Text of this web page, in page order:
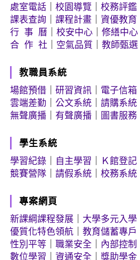
處室電話
校園導覽
校務評鑑
課表查詢
課程計畫
資優教育
行 事 曆
校安中心
修繕中心
合 作 社
空氣品質 教師甄選
教職員系統
場館預借
研習資訊
電子信箱
雲端差勤
公文系統
請購系統
無聲廣播
有聲廣播 圖書服務
學生系統
學習紀錄
自主學習
Ｋ館登記
競賽營隊
請假系統 校務系統
專案網頁
新課綱課程發展
大學多元入學
優質化特色領航
教育儲蓄專戶
性別平等
職業安全
內部控制
數位學習
資通安全 獎助學金